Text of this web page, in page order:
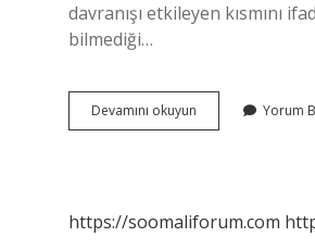
davranışı etkileyen kısmını
bilmediği…
Devamını okuyun Bilinçaltı
Mı
Yorum
https://soomaliforum.com